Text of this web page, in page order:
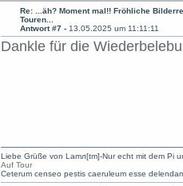
Re: ...äh? Moment mal!! Fröhliche
Touren...
Antwort #7 - 13.05.2025 um 11:11:11
Dankle für die
Liebe Grüße von Lamл[tm]-Nur echt mit dem Pi
Auf Tour
Ceterum censeo pestis caeruleum esse